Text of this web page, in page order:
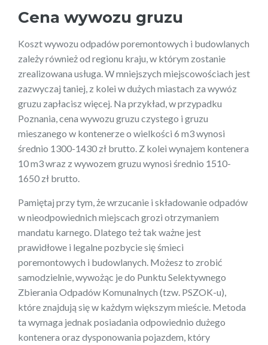
Cena wywozu gruzu
Koszt wywozu odpadów poremontowych i budowlanych
zależy również od regionu kraju, w którym zostanie
zrealizowana usługa. W mniejszych miejscowościach jest
zazwyczaj taniej, z kolei w dużych miastach za wywóz
gruzu zapłacisz więcej. Na przykład, w przypadku
Poznania, cena wywozu gruzu czystego i gruzu
mieszanego w kontenerze o wielkości 6 m3 wynosi
średnio 1300-1430 zł brutto. Z kolei wynajem kontenera
10 m3 wraz z wywozem gruzu wynosi średnio 1510-
1650 zł brutto.
Pamiętaj przy tym, że wrzucanie i składowanie odpadów
w nieodpowiednich miejscach grozi otrzymaniem
mandatu karnego. Dlatego też tak ważne jest
prawidłowe i legalne pozbycie się śmieci
poremontowych i budowlanych. Możesz to zrobić
samodzielnie, wywożąc je do Punktu Selektywnego
Zbierania Odpadów Komunalnych (tzw. PSZOK-u),
które znajdują się w każdym większym mieście. Metoda
ta wymaga jednak posiadania odpowiednio dużego
kontenera oraz dysponowania pojazdem, który